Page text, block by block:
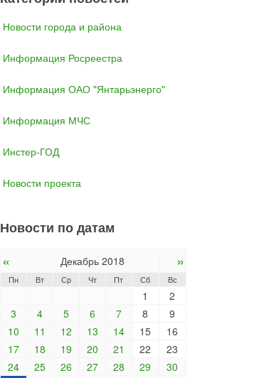
Новости города и района
Информация Росреестра
Информация ОАО "Янтарьэнерго"
Информация МЧС
Инстер-ГОД
Новости проекта
Новости по датам
« Декабрь 2018 »
Пн Вт Ср Чт Пт Сб Вс
1
2
3
4 5 6 7 8
9
10
11 12 13 14 15
16
17
18 19 20 21 22
23
24
25 26 27 28 29
30